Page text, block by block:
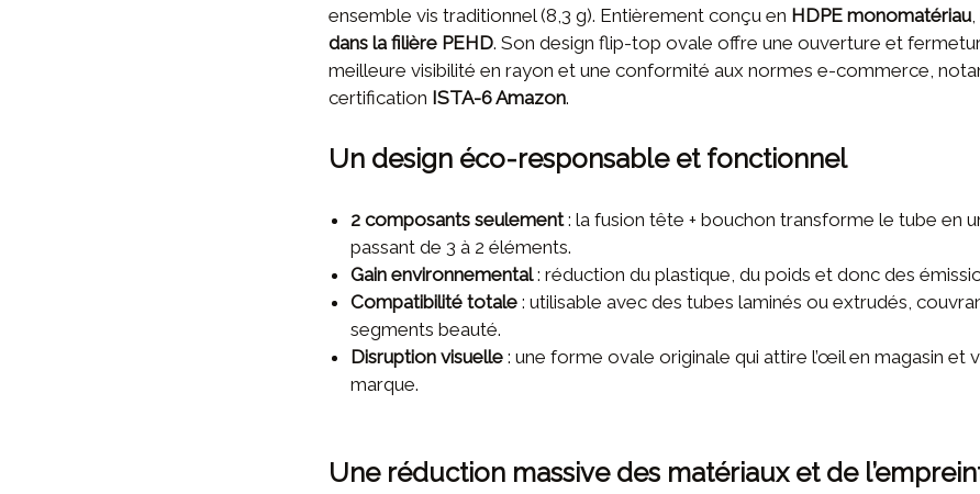
ensemble vis traditionnel (8,3 g). Entièrement conçu en HDPE monomatériau
dans la filière PEHD. Son design flip-top ovale offre une ouverture et
meilleure visibilité en rayon et une conformité aux normes e-commerce,
certification ISTA-6 Amazon.
Un design éco-responsable et fonctionnel
2 composants seulement: la fusion tête + bouchon transforme le tube en
passant de 3 à 2 éléments.
Gain environnemental: réduction du plastique, du poids et donc des
Compatibilité totale : utilisable avec des tubes laminés ou extrudés,
segments beauté.
Disruption visuelle : une forme ovale originale qui attire l’œil en magasin et
marque.
Une réduction massive des matériaux et de